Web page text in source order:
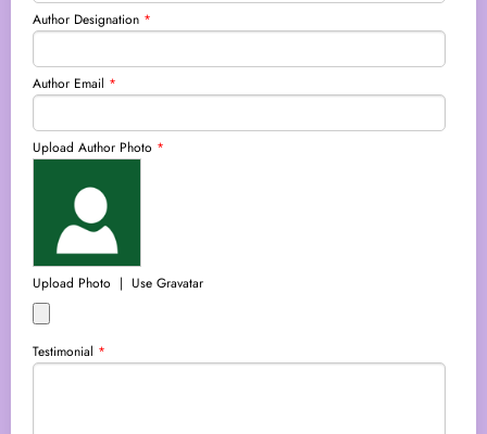
Author Designation *
Author Email *
Upload Author Photo *
Upload Photo | Use Gravatar
Testimonial *